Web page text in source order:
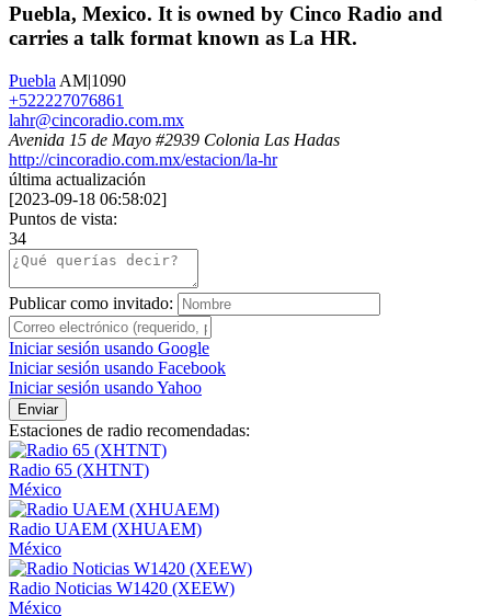
Puebla, Mexico. It is owned by Cinco Radio and
carries a talk format known as La HR.
Puebla AM|1090
+522227076861
lahr@cincoradio.com.mx
Avenida 15 de Mayo #2939 Colonia Las Hadas
http://cincoradio.com.mx/estacion/la-hr
última actualización
[2023-09-18 06:58:02]
Puntos de vista:
34
Publicar como invitado:
Iniciar sesión usando Google
Iniciar sesión usando Facebook
Iniciar sesión usando Yahoo
Enviar
Estaciones de radio recomendadas:
Radio 65 (XHTNT)
México
Radio UAEM (XHUAEM)
México
Radio Noticias W1420 (XEEW)
México